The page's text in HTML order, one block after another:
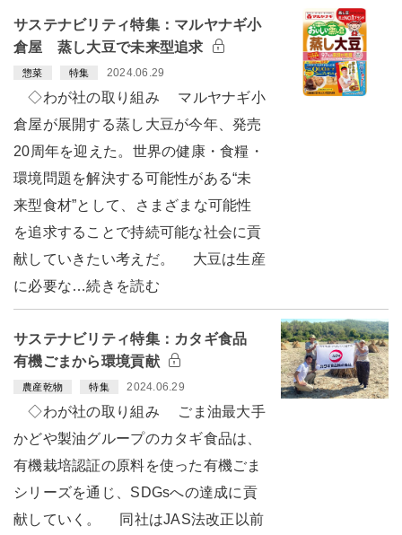
サステナビリティ特集：マルヤナギ小
倉屋 蒸し大豆で未来型追求
惣菜 特集 2024.06.29
◇わが社の取り組み マルヤナギ小
倉屋が展開する蒸し大豆が今年、発売
20周年を迎えた。世界の健康・食糧・
環境問題を解決する可能性がある“未
来型食材”として、さまざまな可能性
を追求することで持続可能な社会に貢
献していきたい考えだ。 大豆は生産
に必要な…続きを読む
サステナビリティ特集：カタギ食品
有機ごまから環境貢献
農産乾物 特集 2024.06.29
◇わが社の取り組み ごま油最大手
かどや製油グループのカタギ食品は、
有機栽培認証の原料を使った有機ごま
シリーズを通じ、SDGsへの達成に貢
献していく。 同社はJAS法改正以前